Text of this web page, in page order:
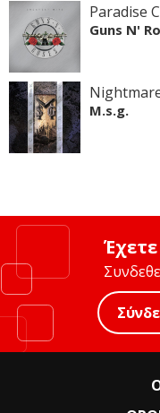
Paradise
Guns N'
M.s.g.